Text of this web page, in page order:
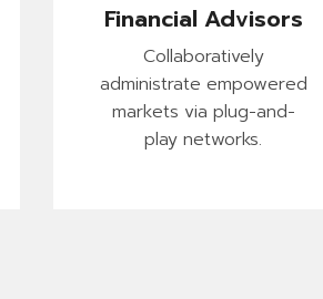
Financial Advisors
Collaboratively
administrate empowered
markets via plug-and-
play networks.